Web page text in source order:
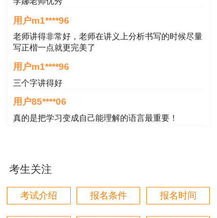
用户m1****96
老师讲得非常好，老师在讲义上分析书写的时候尽量
写正楷一点就更完美了
用户m1****96
三个字讲得好
用户85****06
真的是把学习变成自己能理解的语言最重要！
用户m5****68
平台历史购买的课程，老师讲的多非常好
用户m2****68
考生关注
考试介绍 报名条件 报名时间